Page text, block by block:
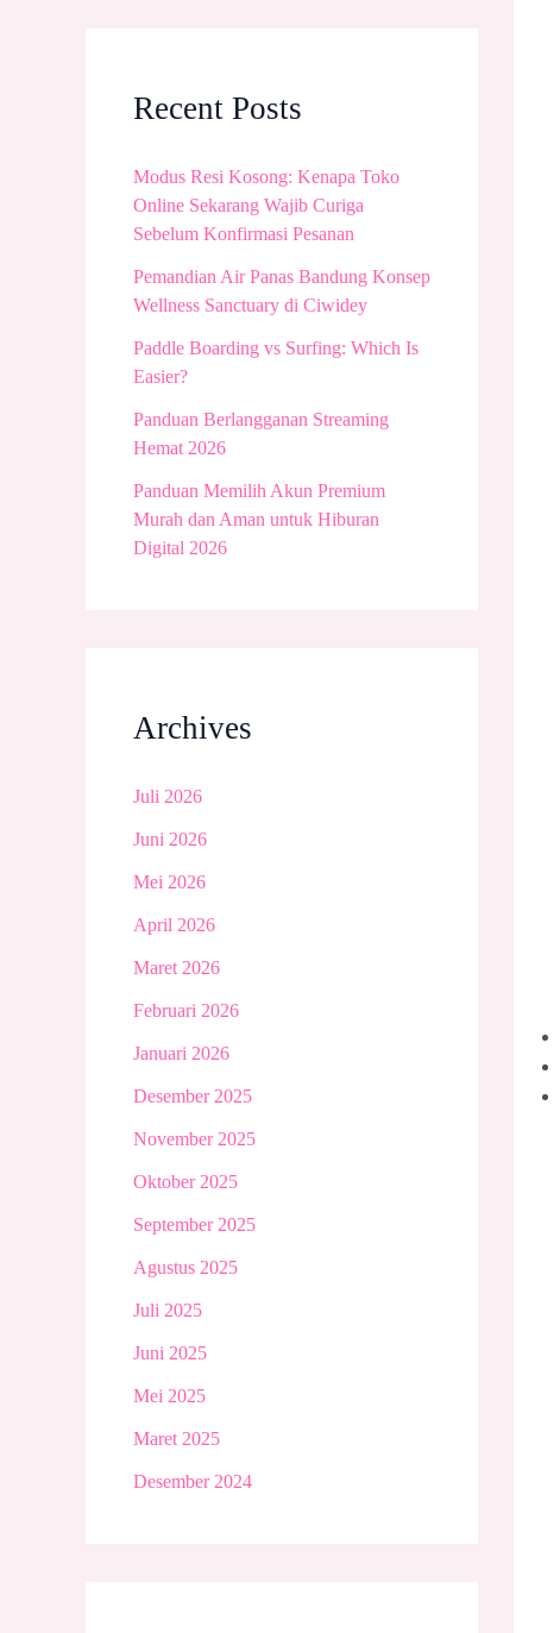
Recent Posts
Modus Resi Kosong: Kenapa Toko
Online Sekarang Wajib Curiga
Sebelum Konfirmasi Pesanan
Pemandian Air Panas Bandung Konsep
Wellness Sanctuary di Ciwidey
Paddle Boarding vs Surfing: Which Is
Easier?
Panduan Berlangganan Streaming
Hemat 2026
Panduan Memilih Akun Premium
Murah dan Aman untuk Hiburan
Digital 2026
Archives
Juli 2026
Juni 2026
Mei 2026
April 2026
Maret 2026
Februari 2026
Januari 2026
Desember 2025
November 2025
Oktober 2025
September 2025
Agustus 2025
Juli 2025
Juni 2025
Mei 2025
Maret 2025
Desember 2024